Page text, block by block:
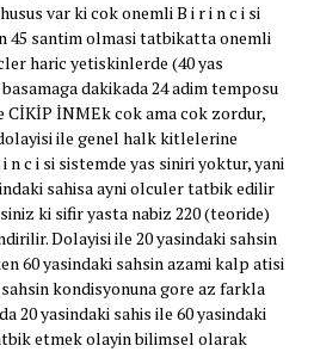
var ki cok onemli B i r i n c i si
45 santim olmasi tatbikatta onemli
haric yetiskinlerde (40 yas
dakikada 24 adim temposu
CİKİP İNMEk cok ama cok zordur,
ile genel halk kitlelerine
n c i si sistemde yas siniri yoktur, yani
sahisa ayni olculer tatbik edilir
ki sifir yasta nabiz 220 (teoride)
Dolayisi ile 20 yasindaki sahsin
60 yasindaki sahsin azami kalp atisi
kondisyonuna gore az farkla
20 yasindaki sahis ile 60 yasindaki
etmek olayin bilimsel olarak